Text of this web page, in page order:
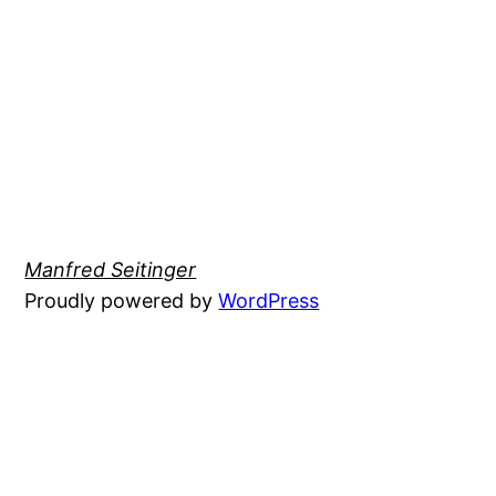
Manfred Seitinger
Proudly powered byWordPress